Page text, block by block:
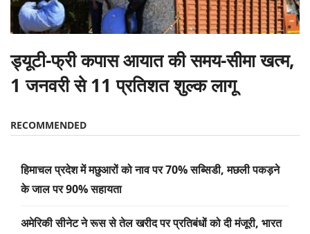
ड्यूटी-फ्री कपास आयात की समय-सीमा खत्म,
1 जनवरी से 11 प्रतिशत शुल्क लागू
RECOMMENDED
हिमाचल प्रदेश में मछुआरों को नाव पर 70% सब्सिडी, मछली पकड़ने
के जाल पर 90% सहायता
अमेरिकी सीनेट ने रूस से तेल खरीद पर प्रतिबंधों को दी मंजूरी, भारत